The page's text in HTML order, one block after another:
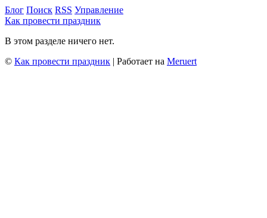
Блог Поиск RSS Управление
Как провести праздник
В этом разделе ничего нет.
© Как провести праздник | Работает на Meruert